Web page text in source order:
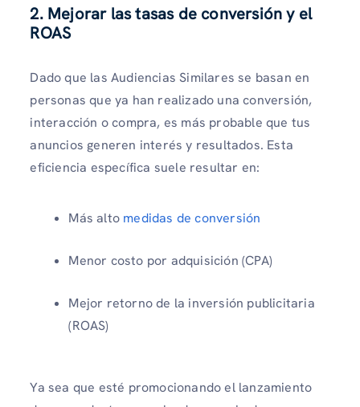
2. Mejorar las tasas de conversión y el
ROAS
Dado que las Audiencias Similares se basan en
personas que ya han realizado una conversión,
interacción o compra, es más probable que tus
anuncios generen interés y resultados. Esta
eficiencia específica suele resultar en:
Más alto medidas de conversión
Menor costo por adquisición (CPA)
Mejor retorno de la inversión publicitaria
(ROAS)
Ya sea que esté promocionando el lanzamiento